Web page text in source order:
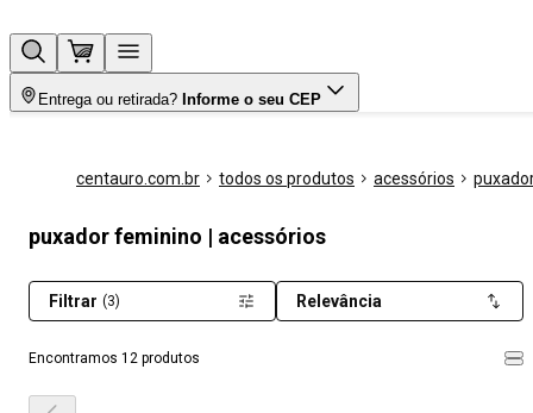
Entrega ou retirada? Informe o seu CEP
centauro.com.br todos os produtos acessórios
puxador feminino | acessórios
Encontramos 12 produtos
Filtrar (3) Relevância